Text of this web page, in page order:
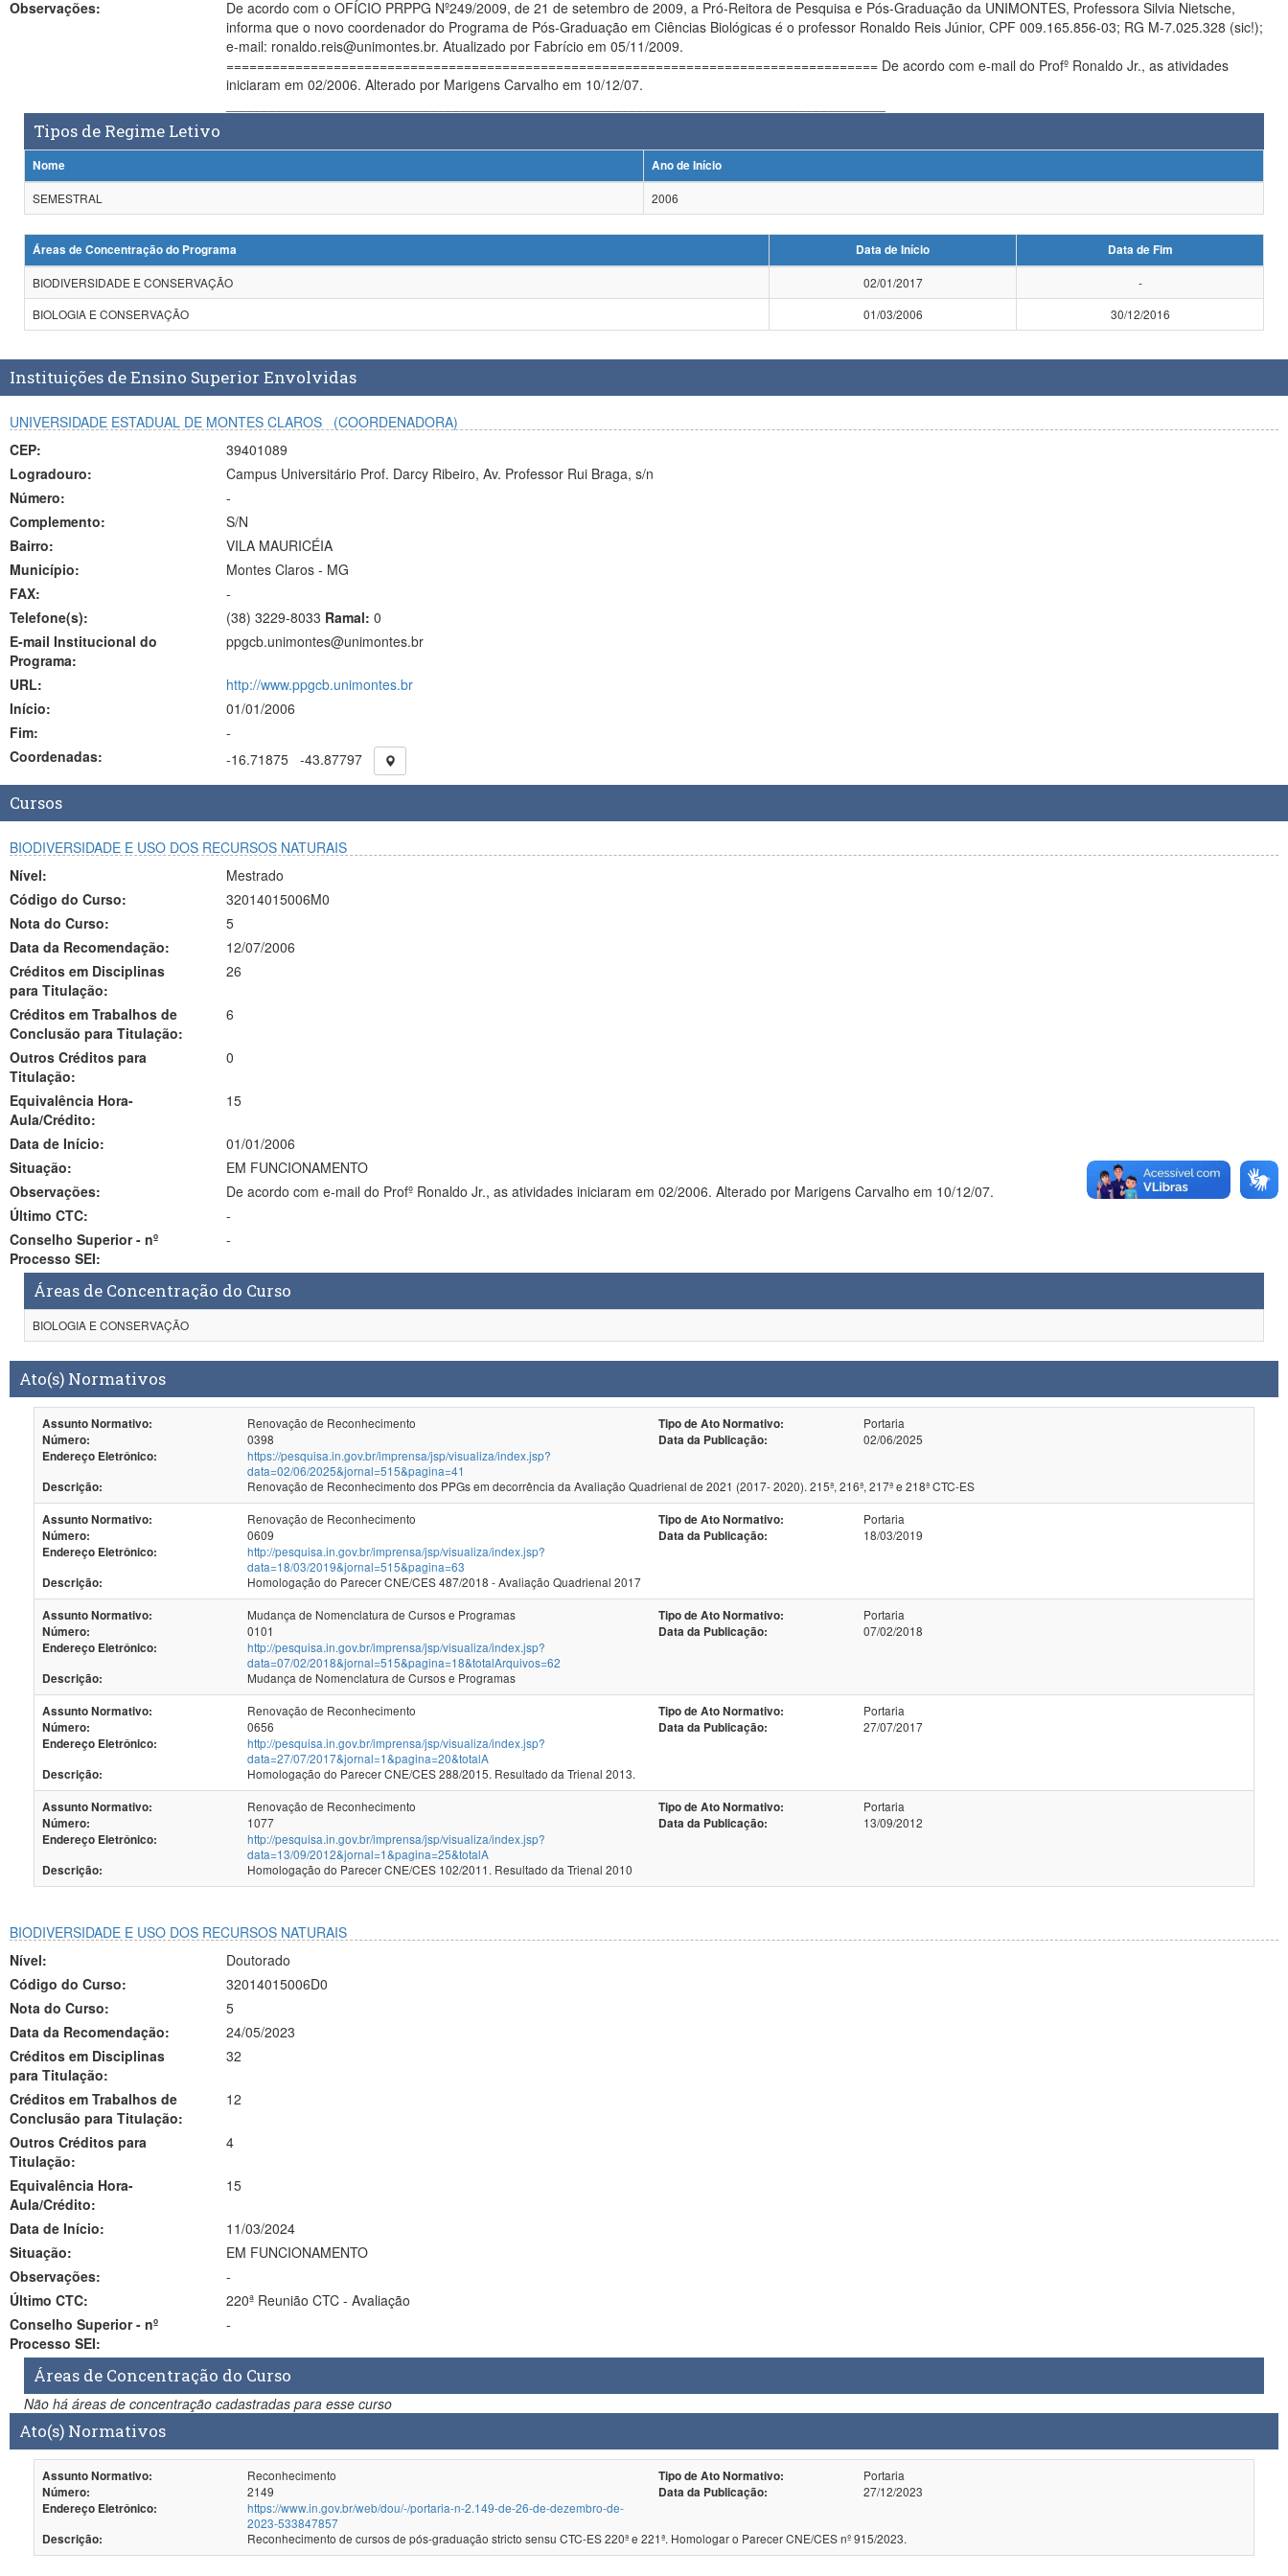
Observações:
De acordo com o OFÍCIO PRPPG Nº249/2009, de 21 de setembro de 2009, a Pró-Reitora de Pesquisa e Pós-Graduação da UNIMONTES, Professora Silvia Nietsche,
informa que o novo coordenador do Programa de Pós-Graduação em Ciências Biológicas é o professor Ronaldo Reis Júnior, CPF 009.165.856-03; RG M-7.025.328 (sic!);
e-mail: ronaldo.reis@unimontes.br. Atualizado por Fabrício em 05/11/2009.
===================================================================================== De acordo com e-mail do Profº Ronaldo Jr., as atividades
iniciaram em 02/2006. Alterado por Marigens Carvalho em 10/12/07.
Tipos de Regime Letivo
Nome
Ano de Início
SEMESTRAL
2006
Áreas de Concentração do Programa Data de Início
Data de Fim
BIODIVERSIDADE E CONSERVAÇÃO
02/01/2017
-
BIOLOGIA E CONSERVAÇÃO
01/03/2006 30/12/2016
Instituições de Ensino Superior Envolvidas
UNIVERSIDADE ESTADUAL DE MONTES CLAROS
(COORDENADORA)
CEP:
39401089
Logradouro:
Campus Universitário Prof. Darcy Ribeiro, Av. Professor Rui Braga, s/n
Número:
-
Complemento:
S/N
Bairro:
VILA MAURICÉIA
Município:
Montes Claros - MG
FAX:
-
Telefone(s):
(38) 3229-8033 Ramal: 0
E-mail Institucional do
Programa:
ppgcb.unimontes@unimontes.br
URL:
http://www.ppgcb.unimontes.br
Início:
01/01/2006
Fim:
-
Coordenadas:
-16.71875 -43.87797
Cursos
BIODIVERSIDADE E USO DOS RECURSOS NATURAIS
Nível:
Mestrado
Código do Curso:
32014015006M0
Nota do Curso:
5
Data da Recomendação:
12/07/2006
Créditos em Disciplinas
para Titulação:
26
Créditos em Trabalhos de
Conclusão para Titulação:
6
Outros Créditos para
Titulação:
0
Equivalência Hora-
Aula/Crédito:
15
Data de Início:
01/01/2006
Situação:
EM FUNCIONAMENTO
Observações:
De acordo com e-mail do Profº Ronaldo Jr., as atividades iniciaram em 02/2006. Alterado por Marigens Carvalho em 10/12/07.
Último CTC:
-
Conselho Superior - nº
Processo SEI:
-
Áreas de Concentração do Curso
BIOLOGIA E CONSERVAÇÃO
Ato(s) Normativos
Assunto Normativo: Renovação de Reconhecimento Tipo de Ato Normativo:
Portaria
Número:
0398 Data da Publicação:
02/06/2025
Endereço Eletrônico:
https://pesquisa.in.gov.br/imprensa/jsp/visualiza/index.jsp?
data=02/06/2025&jornal=515&pagina=41
Descrição:
Renovação de Reconhecimento dos PPGs em decorrência da Avaliação Quadrienal de 2021 (2017- 2020). 215ª, 216ª, 217ª e 218ª CTC-ES
Assunto Normativo: Renovação de Reconhecimento Tipo de Ato Normativo:
Portaria
Número:
0609 Data da Publicação:
18/03/2019
Endereço Eletrônico:
http://pesquisa.in.gov.br/imprensa/jsp/visualiza/index.jsp?
data=18/03/2019&jornal=515&pagina=63
Descrição:
Homologação do Parecer CNE/CES 487/2018 - Avaliação Quadrienal 2017
Assunto Normativo: Mudança de Nomenclatura de Cursos e Programas Tipo de Ato Normativo:
Portaria
Número:
0101 Data da Publicação:
07/02/2018
Endereço Eletrônico:
http://pesquisa.in.gov.br/imprensa/jsp/visualiza/index.jsp?
data=07/02/2018&jornal=515&pagina=18&totalArquivos=62
Descrição:
Mudança de Nomenclatura de Cursos e Programas
Assunto Normativo: Renovação de Reconhecimento Tipo de Ato Normativo:
Portaria
Número:
0656 Data da Publicação:
27/07/2017
Endereço Eletrônico:
http://pesquisa.in.gov.br/imprensa/jsp/visualiza/index.jsp?
data=27/07/2017&jornal=1&pagina=20&totalA
Descrição:
Homologação do Parecer CNE/CES 288/2015. Resultado da Trienal 2013.
Assunto Normativo: Renovação de Reconhecimento Tipo de Ato Normativo:
Portaria
Número:
1077 Data da Publicação:
13/09/2012
Endereço Eletrônico:
http://pesquisa.in.gov.br/imprensa/jsp/visualiza/index.jsp?
data=13/09/2012&jornal=1&pagina=25&totalA
Descrição:
Homologação do Parecer CNE/CES 102/2011. Resultado da Trienal 2010
BIODIVERSIDADE E USO DOS RECURSOS NATURAIS
Nível:
Doutorado
Código do Curso:
32014015006D0
Nota do Curso:
5
Data da Recomendação:
24/05/2023
Créditos em Disciplinas
para Titulação:
32
Créditos em Trabalhos de
Conclusão para Titulação:
12
Outros Créditos para
Titulação:
4
Equivalência Hora-
Aula/Crédito:
15
Data de Início:
11/03/2024
Situação:
EM FUNCIONAMENTO
Observações:
-
Último CTC:
220ª Reunião CTC - Avaliação
Conselho Superior - nº
Processo SEI:
-
Áreas de Concentração do Curso
Não há áreas de concentração cadastradas para esse curso
Ato(s) Normativos
Assunto Normativo: Reconhecimento Tipo de Ato Normativo:
Portaria
Número:
2149 Data da Publicação:
27/12/2023
Endereço Eletrônico:
https://www.in.gov.br/web/dou/-/portaria-n-2.149-de-26-de-dezembro-de-
2023-533847857
Descrição:
Reconhecimento de cursos de pós-graduação stricto sensu CTC-ES 220ª e 221ª. Homologar o Parecer CNE/CES nº 915/2023.